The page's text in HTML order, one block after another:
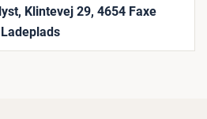
Klintevej 29, 4654 Faxe
Ladeplads